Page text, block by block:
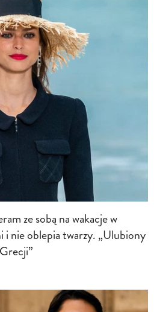
ze sobą na wakacje w
i nie oblepia twarzy. „Ulubiony